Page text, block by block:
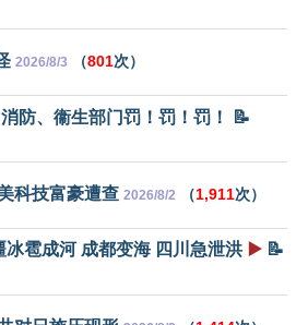
2026/8/3 （801次）
防、衞生部门罚！罚！罚！ 📝
科技富豪遭查 2026/8/2 （1,911次）
雹成河 成都变海 四川急泄洪 ▶️ 📝